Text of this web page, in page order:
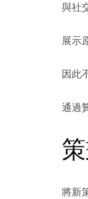
與社
展示
因此
通過
將新